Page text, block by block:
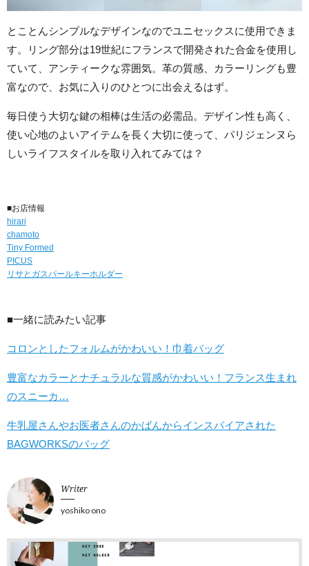
とことんシンプルなデザインなのでユニセックスに使用できま
す。リング部分は19世紀にフランスで開発された合金を使用し
ていて、アンティークな雰囲気。革の質感、カラーリングも豊
富なので、お気に入りのひとつに出会えるはず。
毎日使う大切な鍵の相棒は生活の必需品。デザイン性も高く、
使い心地のよいアイテムを長く大切に使って、パリジェンヌら
しいライフスタイルを取り入れてみては？
■お店情報
hirari
chamoto
Tiny Formed
PICUS
リサとガスパールキーホルダー
■一緒に読みたい記事
コロンとしたフォルムがかわいい！巾着バッグ
豊富なカラーとナチュラルな質感がかわいい！フランス生まれ
のスニーカ…
牛乳屋さんやお医者さんのかばんからインスパイアされた
BAGWORKSのバッグ
Writer
yoshiko ono